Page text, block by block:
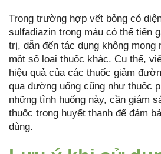
Trong trường hợp vết bỏng có
sulfadiazin trong máu có thể tiến
trị, dẫn đến tác dụng không
một số loại thuốc khác. Cụ thể,
hiệu quả của các thuốc giảm
qua đường uống cũng như thuốc
những tình huống này, cần giám
thuốc trong huyết thanh để đảm
dùng.